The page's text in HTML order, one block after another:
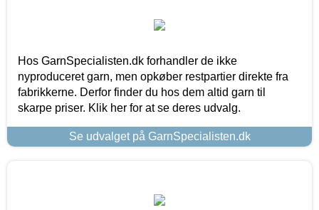
Hos GarnSpecialisten.dk forhandler de ikke
nyproduceret garn, men opkøber restpartier direkte fra
fabrikkerne. Derfor finder du hos dem altid garn til
skarpe priser. Klik her for at se deres udvalg.
Se udvalget på GarnSpecialisten.dk